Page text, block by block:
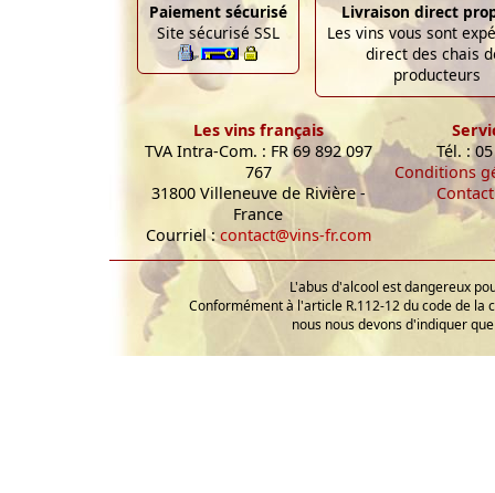
Paiement sécurisé
Site sécurisé SSL
Livraison direct
Les vins vous sont
direct des chais
producteurs
Les vins français
TVA Intra-Com. : FR 69 892 097
767
31800 Villeneuve de Rivière -
France
Courriel :contact@vins-fr.com
Tél. :
Conditions
Contact
L'abus d'alcool est dangereux
Conformément à l'article R.112-12 du code de la
nous nous devons d'indiquer